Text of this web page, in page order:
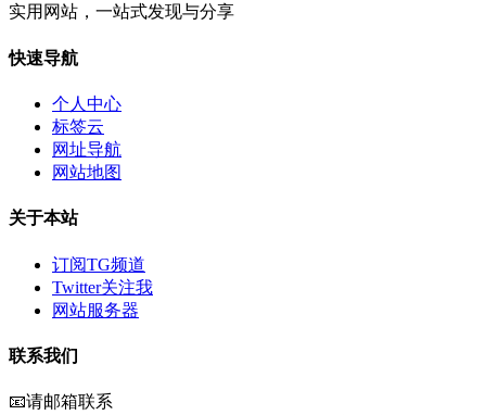
实用网站，一站式发现与分享
快速导航
个人中心
标签云
网址导航
网站地图
关于本站
订阅TG频道
Twitter关注我
网站服务器
联系我们
📧请邮箱联系